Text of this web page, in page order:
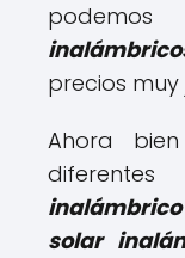
precios muy
Ahora
inalámbrico
solar